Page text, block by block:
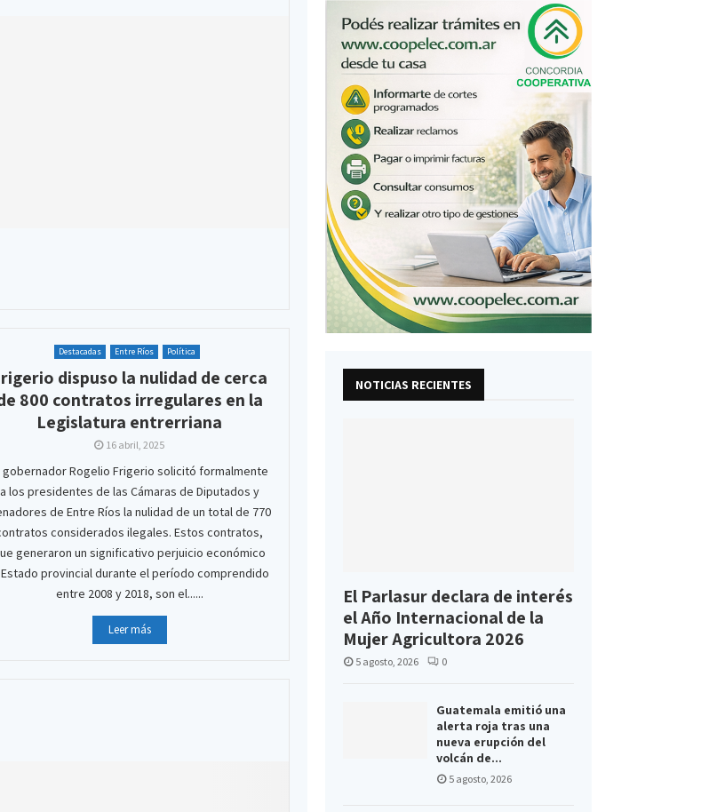
Destacadas Entre Ríos Política
dispuso la nulidad de cerca
800 contratos irregulares en la
Legislatura entrerriana
16 abril, 2025
gobernador Rogelio Frigerio solicitó formalmente
a los presidentes de las Cámaras de Diputados y
de Entre Ríos la nulidad de un total de 770
considerados ilegales. Estos contratos,
generaron un significativo perjuicio económico
provincial durante el período comprendido
entre 2008 y 2018, son el......
Leer más
NOTICIAS RECIENTES
El Parlasur declara de interés
el Año Internacional de la
Mujer Agricultora 2026
5 agosto, 2026 0
Guatemala emitió una
alerta roja tras una
nueva erupción del
volcán de...
5 agosto, 2026